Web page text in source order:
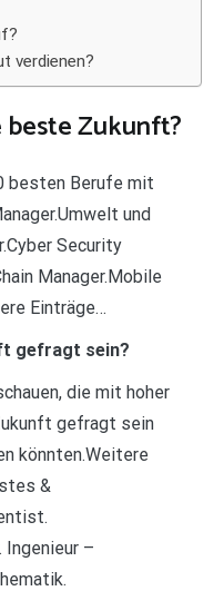
verdienen?
Zukunft?
besten Berufe mit
und
Security
Manager.Mobile
Einträge…
gefragt sein?
die mit hoher
gefragt sein
könnten.Weitere
&
–